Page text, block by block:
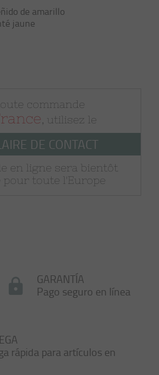
de amarillo
jaune
commande
, utilisez le
DE CONTACT
en ligne sera bientôt
pour toute l'Europe
GARANTÍA
Pago seguro en línea
rápida para artículos en